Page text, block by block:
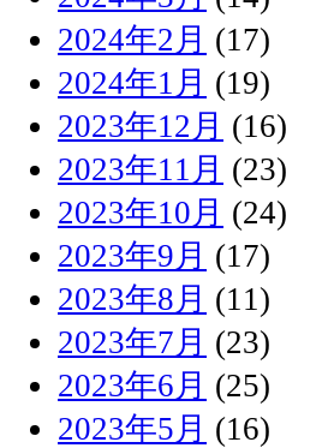
2024年2月 (17)
2024年1月 (19)
2023年12月 (16)
2023年11月 (23)
2023年10月 (24)
2023年9月 (17)
2023年8月 (11)
2023年7月 (23)
2023年6月 (25)
2023年5月 (16)